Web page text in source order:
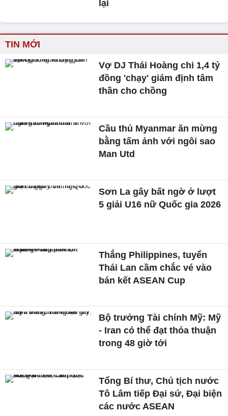
lại
TIN MỚI
Vợ DJ Thái Hoàng chi 1,4 tỷ
đồng 'chạy' giám định tâm
thần cho chồng
Cầu thủ Myanmar ăn mừng
bằng tấm ảnh với ngôi sao
Man Utd
Sơn La gây bất ngờ ở lượt
5 giải U16 nữ Quốc gia 2026
Thắng Philippines, tuyển
Thái Lan cầm chắc vé vào
bán kết ASEAN Cup
Bộ trưởng Tài chính Mỹ: Mỹ
- Iran có thể đạt thỏa thuận
trong 48 giờ tới
Tổng Bí thư, Chủ tịch nước
Tô Lâm tiếp Đại sứ, Đại biện
các nước ASEAN